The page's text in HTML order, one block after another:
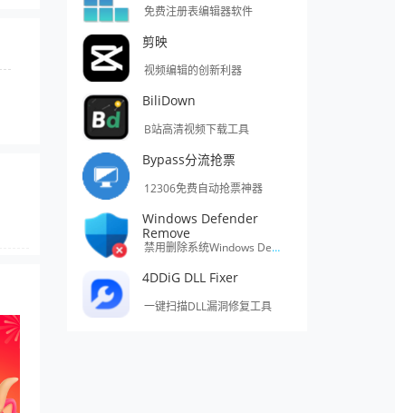
免费注册表编辑器软件
剪映
视频编辑的创新利器
BiliDown
B站高清视频下载工具
Bypass分流抢票
12306免费自动抢票神器
Windows Defender
Remove
禁用删除系统Windows Defender的工具
4DDiG DLL Fixer
一键扫描DLL漏洞修复工具